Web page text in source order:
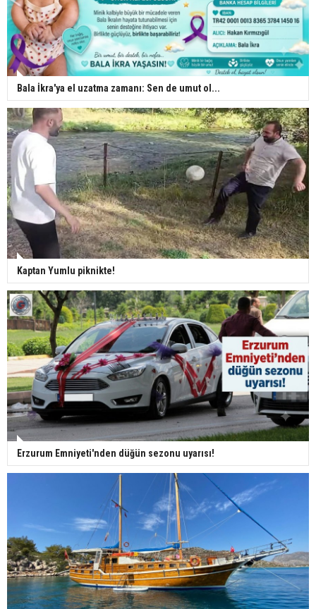
Bala İkra'ya el uzatma zamanı: Sen de umut ol...
Kaptan Yumlu piknikte!
Erzurum Emniyeti'nden düğün sezonu uyarısı!